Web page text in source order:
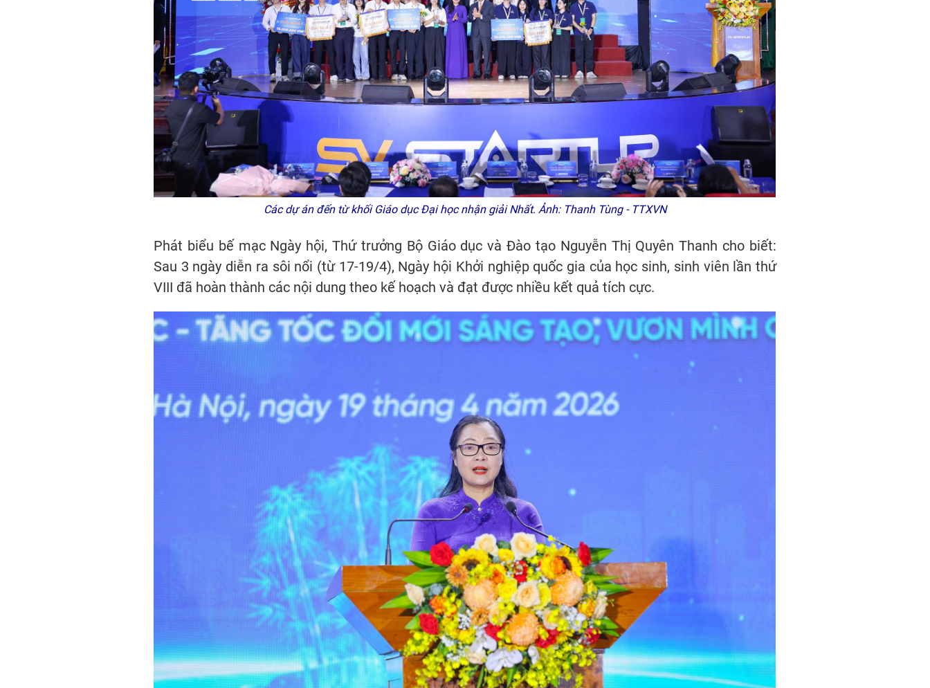
Các dự án đến từ khối Giáo dục Đại học nhận giải Nhất. Ảnh: Thanh Tùng - TTXVN
Phát biểu bế mạc Ngày hội, Thứ trưởng Bộ Giáo dục và Đào tạo Nguyễn Thị Quyên Thanh cho biết:
Sau 3 ngày diễn ra sôi nổi (từ 17-19/4), Ngày hội Khởi nghiệp quốc gia của học sinh, sinh viên lần thứ
VIII đã hoàn thành các nội dung theo kế hoạch và đạt được nhiều kết quả tích cực.